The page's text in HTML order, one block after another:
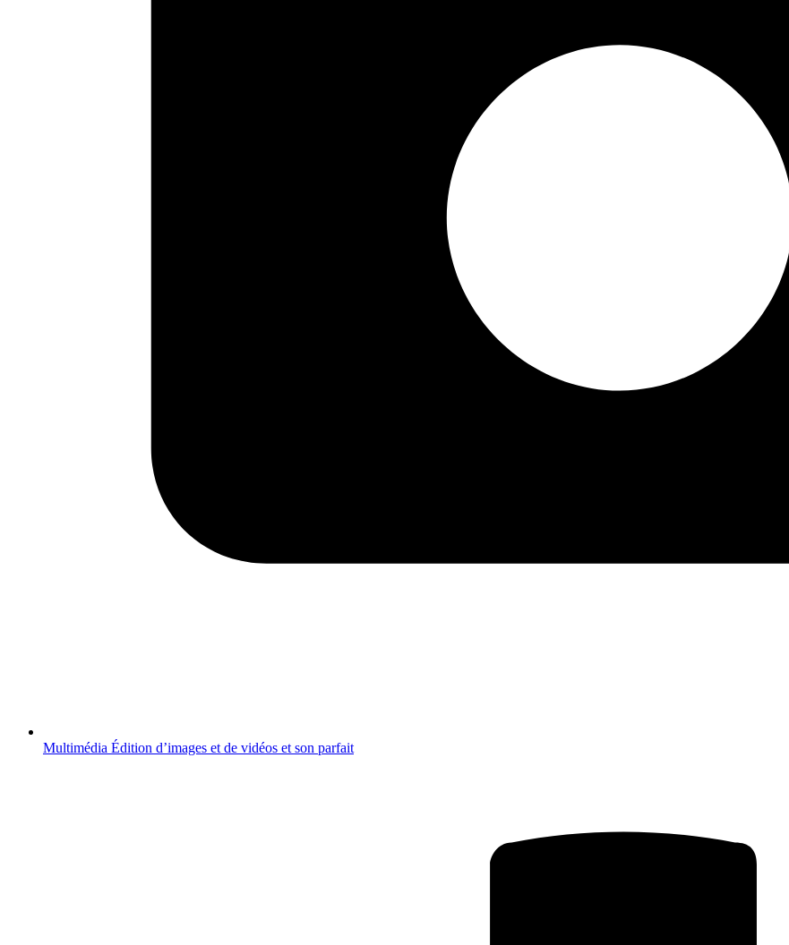
Multimédia Édition d’images et de vidéos et son parfait